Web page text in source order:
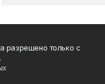
разрешено только с